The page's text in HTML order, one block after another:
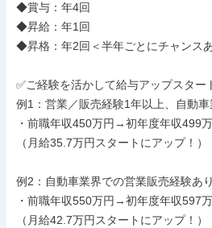
◆賞与：年4回
◆昇給：年1回
◆昇格：年2回＜半年ごとにチャンス
✅ご経験を活かして給与アップスター
例1：営業／販売経験1年以上、自動車
・前職年収450万円→初年度年収499
（月給35.7万円スタートにアップ！）
例2：自動車業界での営業販売経験あり
・前職年収550万円→初年度年収597
（月給42.7万円スタートにアップ！）